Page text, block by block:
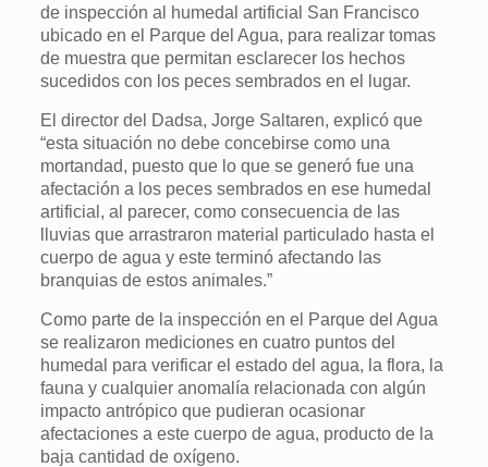
de inspección al humedal artificial San Francisco
ubicado en el Parque del Agua, para realizar tomas
de muestra que permitan esclarecer los hechos
sucedidos con los peces sembrados en el lugar.
El director del Dadsa, Jorge Saltaren, explicó que
“esta situación no debe concebirse como una
mortandad, puesto que lo que se generó fue una
afectación a los peces sembrados en ese humedal
artificial, al parecer, como consecuencia de las
lluvias que arrastraron material particulado hasta el
cuerpo de agua y este terminó afectando las
branquias de estos animales.”
Como parte de la inspección en el Parque del Agua
se realizaron mediciones en cuatro puntos del
humedal para verificar el estado del agua, la flora, la
fauna y cualquier anomalía relacionada con algún
impacto antrópico que pudieran ocasionar
afectaciones a este cuerpo de agua, producto de la
baja cantidad de oxígeno.